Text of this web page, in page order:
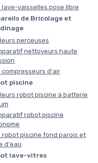
lave-vaisselles pose libre
de Bricolage et
perceuses
nettoyeurs haute
compresseurs d'air
piscine
robot piscine à batterie
robot piscine
robot piscine fond parois et
d'eau
lave-vitres